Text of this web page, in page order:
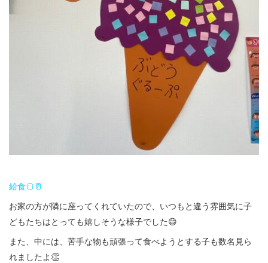
給食🍞🥛
お家の方が隣に座ってくれていたので、いつもと違う雰囲気に子
どもたちはとっても嬉しそうな様子でした😄
また、中には、苦手な物も頑張って食べようとする子も数名見ら
れましたよ👏